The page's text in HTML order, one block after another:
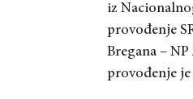
iz
provođenje
Bregana –
provođenje